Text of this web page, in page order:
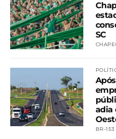
SC
adia
BR-153